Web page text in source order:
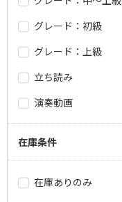
グレード：初級
グレード：上級
立ち読み
演奏動画
在庫条件
在庫ありのみ